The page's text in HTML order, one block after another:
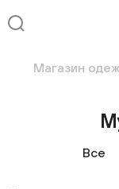
Магазин
Все